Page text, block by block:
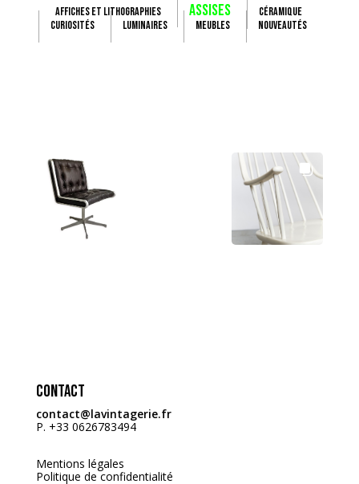
AFFICHES ET LITHOGRAPHIES ASSISES
CÉRAMIQUE
CURIOSITÉS
LUMINAIRES MEUBLES NOUVEAUTÉS
Contact
contact@lavintagerie.fr
P. +33 0626783494
Mentions légales
Politique de confidentialité